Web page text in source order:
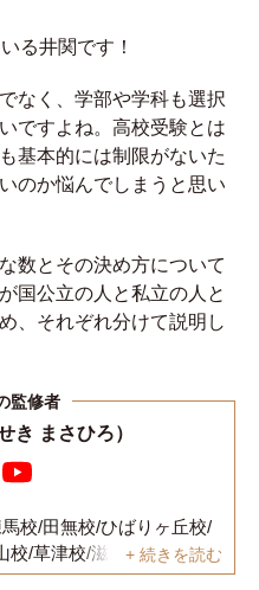
る井関です！
なく、学部や学科も選択
ですよね。高校受験とは
基本的には制限がないた
のか悩んでしまうと思い
数とその決め方について
国公立の人と私立の人と
、それぞれ分けて説明し
き まさひろ）
校/田無校/ひばりヶ丘校/
校/草津校/滋賀守山校/滋賀
+ 続きを読む